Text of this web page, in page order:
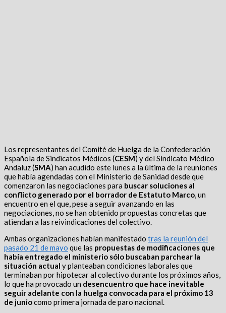
Los representantes del Comité de Huelga de la Confederación
Española de Sindicatos Médicos (CESM) y del Sindicato Médico
Andaluz (SMA) han acudido este lunes a la última de la reuniones
que había agendadas con el Ministerio de Sanidad desde que
comenzaron las negociaciones para buscar soluciones al
conflicto generado por el borrador de Estatuto Marco, un
encuentro en el que, pese a seguir avanzando en las
negociaciones, no se han obtenido propuestas concretas que
atiendan a las reivindicaciones del colectivo.
Ambas organizaciones habían manifestado tras la reunión del
pasado 21 de mayo que las propuestas de modificaciones que
había entregado el ministerio sólo buscaban parchear la
situación actual y planteaban condiciones laborales que
terminaban por hipotecar al colectivo durante los próximos años,
lo que ha provocado un desencuentro que hace inevitable
seguir adelante con la huelga convocada para el próximo 13
de juniocomo primera jornada de paro nacional.